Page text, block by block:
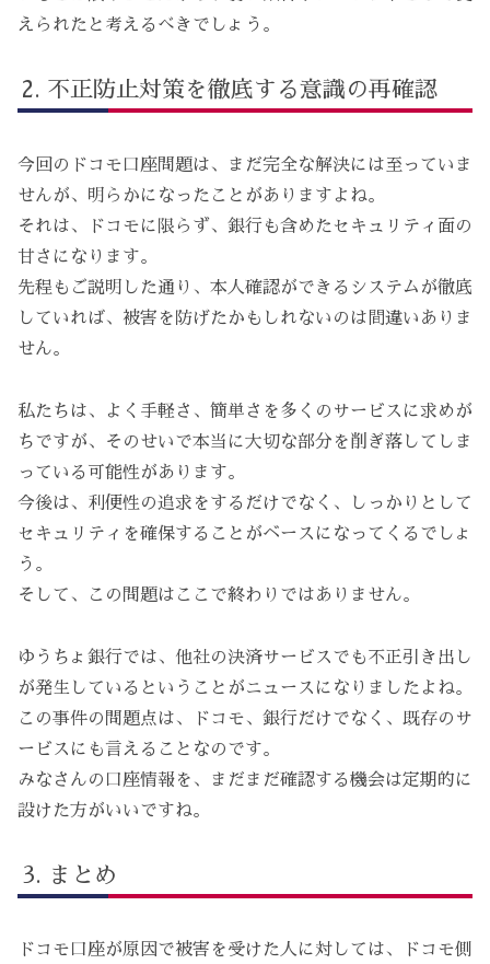
えられたと考えるべきでしょう。
不正防止対策を徹底する意識の再確認
今回のドコモ口座問題は、まだ完全な解決には至っていま
せんが、明らかになったことがありますよね。
それは、ドコモに限らず、銀行も含めたセキュリティ面の
甘さになります。
先程もご説明した通り、本人確認ができるシステムが徹底
していれば、被害を防げたかもしれないのは間違いありま
せん。
私たちは、よく手軽さ、簡単さを多くのサービスに求めが
ちですが、そのせいで本当に大切な部分を削ぎ落してしま
っている可能性があります。
今後は、利便性の追求をするだけでなく、しっかりとして
セキュリティを確保することがベースになってくるでしょ
う。
そして、この問題はここで終わりではありません。
ゆうちょ銀行では、他社の決済サービスでも不正引き出し
が発生しているということがニュースになりましたよね。
この事件の問題点は、ドコモ、銀行だけでなく、既存のサ
ービスにも言えることなのです。
みなさんの口座情報を、まだまだ確認する機会は定期的に
設けた方がいいですね。
まとめ
ドコモ口座が原因で被害を受けた人に対しては、ドコモ側